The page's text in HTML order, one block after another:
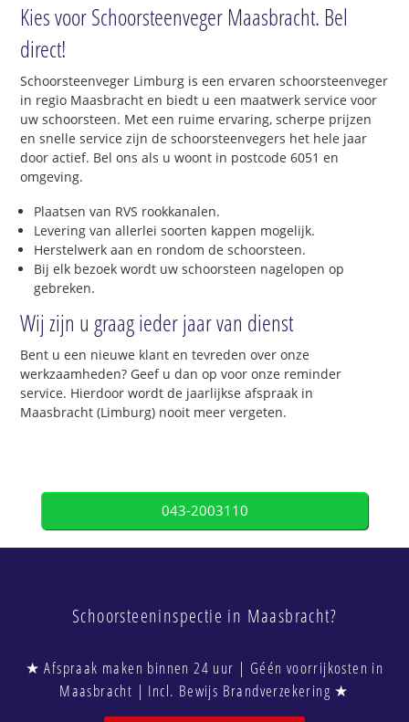
Kies voor Schoorsteenveger Maasbracht. Bel
direct!
Schoorsteenveger Limburg is een ervaren schoorsteenveger
in regio Maasbracht en biedt u een maatwerk service voor
uw schoorsteen. Met een ruime ervaring, scherpe prijzen
en snelle service zijn de schoorsteenvegers het hele jaar
door actief. Bel ons als u woont in postcode 6051 en
omgeving.
Plaatsen van RVS rookkanalen.
Levering van allerlei soorten kappen mogelijk.
Herstelwerk aan en rondom de schoorsteen.
Bij elk bezoek wordt uw schoorsteen nagelopen op
gebreken.
Wij zijn u graag ieder jaar van dienst
Bent u een nieuwe klant en tevreden over onze
werkzaamheden? Geef u dan op voor onze reminder
service. Hierdoor wordt de jaarlijkse afspraak in
Maasbracht (Limburg) nooit meer vergeten.
043-2003110
Schoorsteeninspectie in Maasbracht?
★ Afspraak maken binnen 24 uur | Géén voorrijkosten in
Maasbracht | Incl. Bewijs Brandverzekering ★